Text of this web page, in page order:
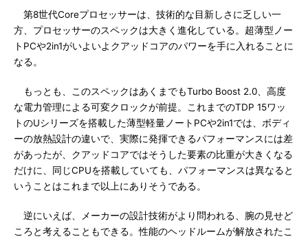
第8世代Coreプロセッサーは、技術的な目新しさに乏しい一
方、プロセッサーのスペックは大きく進化している。超薄型ノー
トPCや2in1がいよいよクアッドコアのパワーを手に入れることに
なる。
もっとも、このスペックはあくまでもTurbo Boost 2.0、高度
な電力管理による可変クロックが前提。これまでのTDP 15ワッ
トのUシリーズを搭載した薄型軽量ノートPCや2in1では、ボディ
ーの放熱設計の違いで、実際に発揮できるパフォーマンスには差
があったが、クアッドコアではそうした要素の比重が大きくなる
だけに、同じCPUを搭載していても、パフォーマンスは異なると
いうことはこれまで以上にありそうである。
逆にいえば、メーカーの設計技術がより問われる、腕の見せど
ころと考えることもできる。性能のヘッドルームが解放されたこ